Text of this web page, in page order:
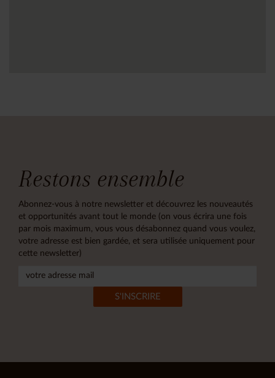
Restons ensemble
Abonnez-vous à notre newsletter et découvrez les nouveautés
et opportunités avant tout le monde (on vous écrira une fois
par mois maximum, vous vous désabonnez quand vous voulez,
votre adresse est bien gardée, et sera utilisée uniquement pour
cette newsletter)